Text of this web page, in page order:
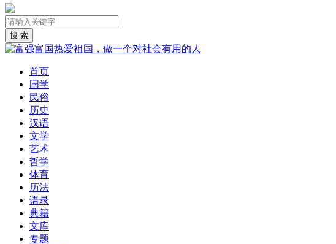
首页
国学
民俗
历史
汉语
文学
艺术
哲学
体育
历法
语录
典籍
文库
专题